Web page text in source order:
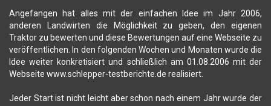
Angefangen hat alles mit der einfachen Idee im Jahr 2006,
anderen Landwirten die Möglichkeit zu geben, den eigenen
Traktor zu bewerten und diese Bewertungen auf eine Webseite zu
veröffentlichen. In den folgenden Wochen und Monaten wurde die
Idee weiter konkretisiert und schließlich am 01.08.2006 mit der
Webseite www.schlepper-testberichte.de realisiert.
Jeder Start ist nicht leicht aber schon nach einem Jahr wurde der